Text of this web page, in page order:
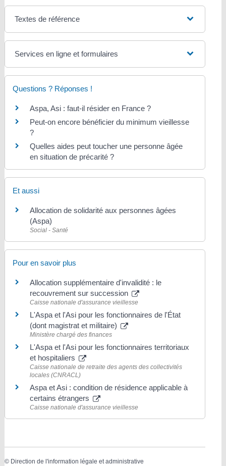
Textes de référence
Services en ligne et formulaires
Questions ? Réponses !
Aspa, Asi : faut-il résider en France ?
Peut-on encore bénéficier du minimum vieillesse
?
Quelles aides peut toucher une personne âgée
en situation de précarité ?
Et aussi
Allocation de solidarité aux personnes âgées
(Aspa)
Social - Santé
Pour en savoir plus
Allocation supplémentaire d'invalidité : le
recouvrement sur succession
Caisse nationale d'assurance vieillesse
L'Aspa et l'Asi pour les fonctionnaires de l'État
(dont magistrat et militaire)
Ministère chargé des finances
L'Aspa et l'Asi pour les fonctionnaires territoriaux
et hospitaliers
Caisse nationale de retraite des agents des collectivités
locales (CNRACL)
Aspa et Asi : condition de résidence applicable à
certains étrangers
Caisse nationale d'assurance vieillesse
© Direction de l'information légale et administrative